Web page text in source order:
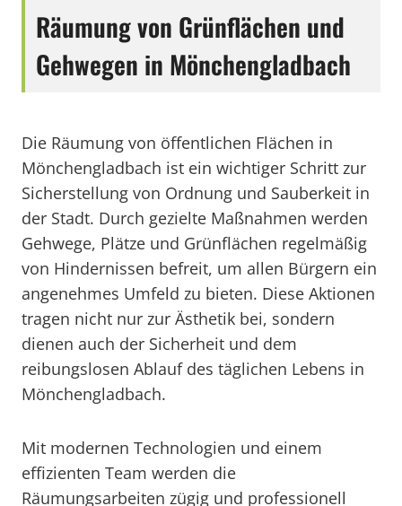
Räumung von Grünflächen und
Gehwegen in Mönchengladbach
Die Räumung von öffentlichen Flächen in
Mönchengladbach ist ein wichtiger Schritt zur
Sicherstellung von Ordnung und Sauberkeit in
der Stadt. Durch gezielte Maßnahmen werden
Gehwege, Plätze und Grünflächen regelmäßig
von Hindernissen befreit, um allen Bürgern ein
angenehmes Umfeld zu bieten. Diese Aktionen
tragen nicht nur zur Ästhetik bei, sondern
dienen auch der Sicherheit und dem
reibungslosen Ablauf des täglichen Lebens in
Mönchengladbach.
Mit modernen Technologien und einem
effizienten Team werden die
Räumungsarbeiten zügig und professionell